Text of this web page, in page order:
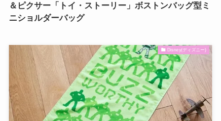
＆ピクサー「トイ・ストーリー」ボストンバッグ型ミ
ニショルダーバッグ
Disney(ディズニー)